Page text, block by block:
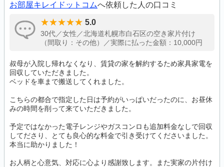
お部屋キレイドットコムへ依頼した人の口コミ
5.0
30代／女性／北海道札幌市白石区の空き家片付け
（間取り：その他）／実際に払った金額：10,000円
叔母が入院し帰れなくなり、賃貸の家を解約するため家具家電を
回収していただきました。
ベッドを車まで搬送してくれました。
こちらの都合で指定した日は予約がいっぱいだったのに、お昼休
みの時間を削って来ていただきました。
予定ではなかった電子レンジやガスコンロも追加料金なしで回収
してださり、とても良心的な料金で引き受けてくださいました。
本当に助かりました！
お人柄と心意気、対応に心より感謝致します。また実家の片付け